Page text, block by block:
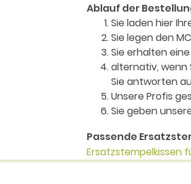
Ablauf der
Sie laden hier
Sie legen den
Sie erhalten
alternativ, wenn
Sie antworten
Unsere Profis
Sie geben
Passende
Ersatzstempelkissen